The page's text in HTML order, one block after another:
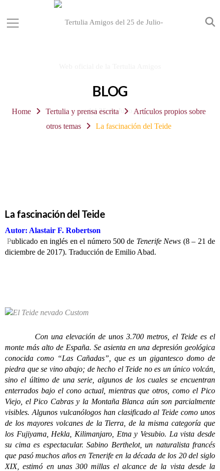
BLOG
Home Tertulia y prensa escrita
Artículos propios sobre
otros temas
La fascinación del Teide
La fascinación del Teide
Autor: Alastair F. Robertson
Publicado en inglés en el número 500 de Tenerife News (8 – 21 de
diciembre de 2017). Traducción de Emilio Abad.
Con una elevación de unos 3.700 metros, el Teide es el
monte más alto de España. Se asienta en una depresión geológica
conocida como “Las Cañadas”, que es un gigantesco domo de
piedra que se vino abajo; de hecho el Teide no es un único volcán,
sino el último de una serie, algunos de los cuales se encuentran
enterrados bajo el cono actual, mientras que otros, como el Pico
Viejo, el Pico Cabras y la Montaña Blanca aún son parcialmente
visibles. Algunos vulcanólogos han clasificado al Teide como unos
de los mayores volcanes de la Tierra, de la misma categoría que
los Fujiyama, Hekla, Kilimanjaro, Etna y Vesubio. La vista desde
su cima es espectacular. Sabino Berthelot, un naturalista francés
que pasó muchos años en Tenerife en la década de los 20 del siglo
XIX, estimó en unas 300 millas el alcance de la vista desde la